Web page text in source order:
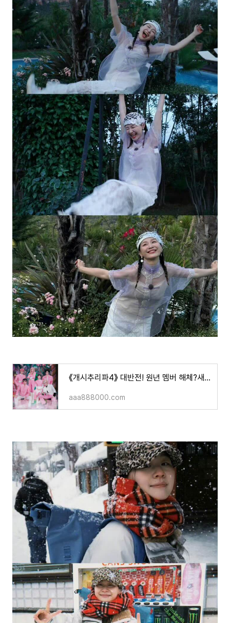
《개시추리파4》 대반전! 원년 멤버 해체?새 라인업에 실시간 검색어 장악!
aaa888000.com